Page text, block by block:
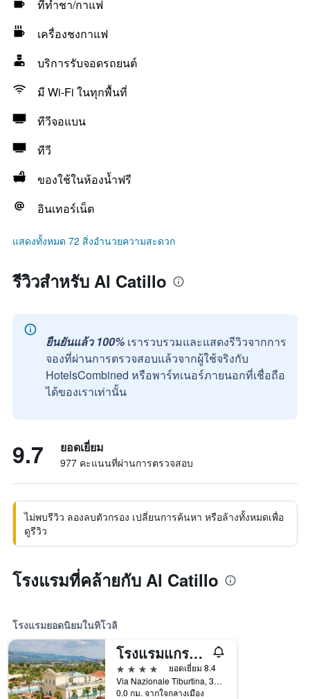
ที่ทำชา/กาแฟ
เครื่องชงกาแฟ
บริการรับจอดรถยนต์
มี Wi-Fi ในทุกพื้นที่
ทีวีจอแบน
ทีวี
ของใช้ในห้องน้ำฟรี
อินเทอร์เน็ต
แสดงทั้งหมด 72 สิ่งอำนวยความสะดวก
รีวิวสำหรับ Al Catillo
ยืนยันแล้ว 100% เรารวบรวมและแสดงรีวิวจากการ
จองที่ผ่านการตรวจสอบแล้วจากผู้ใช้จริงกับ
HotelsCombined หรือพาร์ทเนอร์ภายนอกที่เชื่อถือ
ได้ของเราเท่านั้น
9.7 ยอดเยี่ยม
977 คะแนนที่ผ่านการตรวจสอบ
ไม่พบรีวิว ลองลบตัวกรอง เปลี่ยนการค้นหา หรือล้างทั้งหมดเพื่อ
ดูรีวิว
โรงแรมที่คล้ายกับ Al Catillo
โรงแรมยอดนิยมในทิโวลิ
โรงแรมแกรนด์ ดูกาเดสเต
4 ดาว
ยอดเยี่ยม 8.4
Via Nazionale Tiburtina, 330, ทิโวลิ, โรม, อิตาลี
0.0 กม. จากใจกลางเมือง